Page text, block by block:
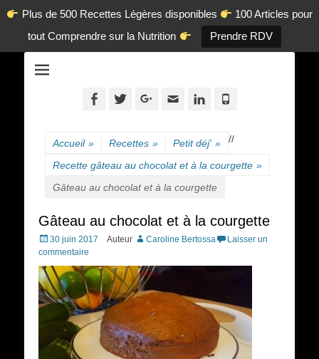
Plus de 500 Recettes Légères disponibles
100 Articles pour
tout Comprendre sur la Nutrition
Prendre RDV
en-ligne.com
Facebook
TwitterGoogleplus
AdresseLinkedin
Accueil » Recettes » /
Petit déj' » /
Recette gâteau au chocolat et à la courgette »
Gâteau au chocolat et à la courgette
Gâteau au chocolat et à la courgette
Posted
on
30 juin 2017 Auteur Caroline Bertossa
Laisser un
commentaire